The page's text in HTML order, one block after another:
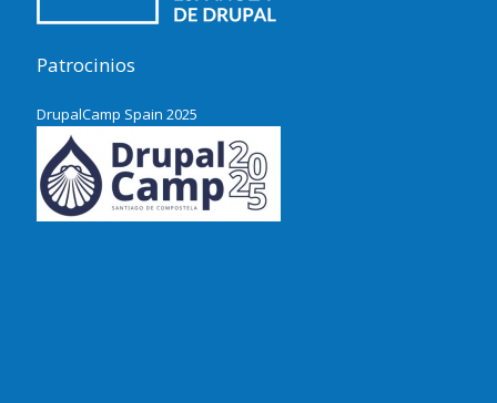
Patrocinios
DrupalCamp Spain 2025
Pacific Northwest Drupal Summit
2024